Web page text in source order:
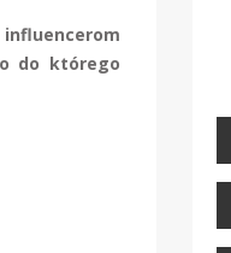
influencerom
do którego